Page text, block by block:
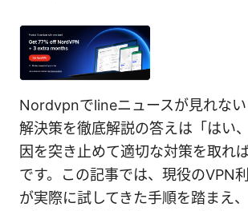
Nordvpnでlineニュースが見れな
解決策を徹底解説の答えは「はい
因を突き止めて適切な対策を取れ
です。この記事では、現役のVPN
が実際に試してきた手順を踏まえ